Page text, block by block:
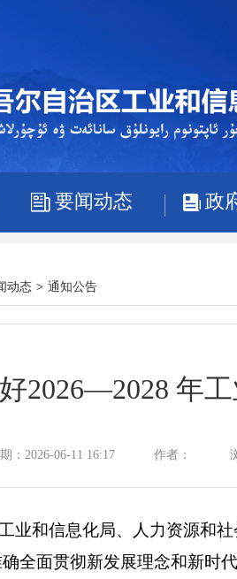
要闻动态 政
动态 > 通知公告
2026—2028 年
：2026-06-11 16:17 作者：
业和信息化局、人力资源和
全面贯彻新发展理念和新时